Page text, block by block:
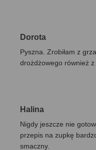
Dorota
Pyszna. Zrobiłam z
drożdżowego również
Halina
Nigdy jeszcze nie
przepis na zupkę
smaczny.